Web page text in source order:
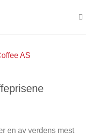
en av verdens mest